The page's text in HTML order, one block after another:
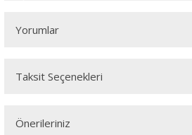
Yorumlar
Taksit Seçenekleri
Önerileriniz